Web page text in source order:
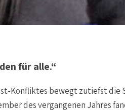
für alle.“
Konfliktes bewegt zutiefst die
des vergangenen Jahres